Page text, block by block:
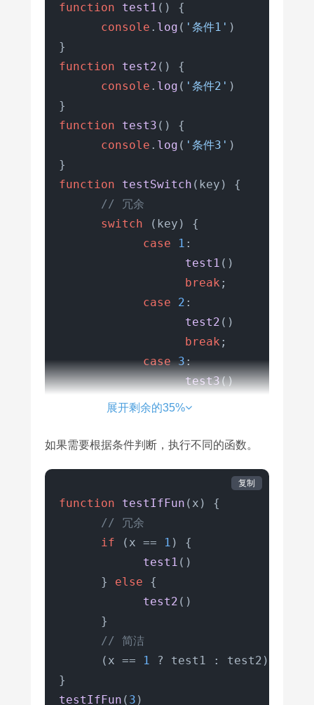
function test1 ( ) {
console . log ( '条件1' )
function
test2 ( ) {
console . log ( '条件2' )
function
test3 ( ) {
console . log ( '条件3' )
function
testSwitch ( key ) {
// 冗余
switch (key) {
case
1 :
test1 ()
break ;
case
2 :
test2 ()
break ;
case 3:
test3()
break;
var data = {
1
2: test2,
3: test3
      }
      data[key] && data[key]()
testSwitch(2)
展开剩余的35%
如果需要根据条件判断，执行不同的函数。
function testIfFun ( x ) {
// 冗余
if (x == 1 ) {
test1 ()
      }
else {
test2 ()
      }
// 简洁
      (x ==
1 ? test1 : test2)()
testIfFun ( 3 )
复制